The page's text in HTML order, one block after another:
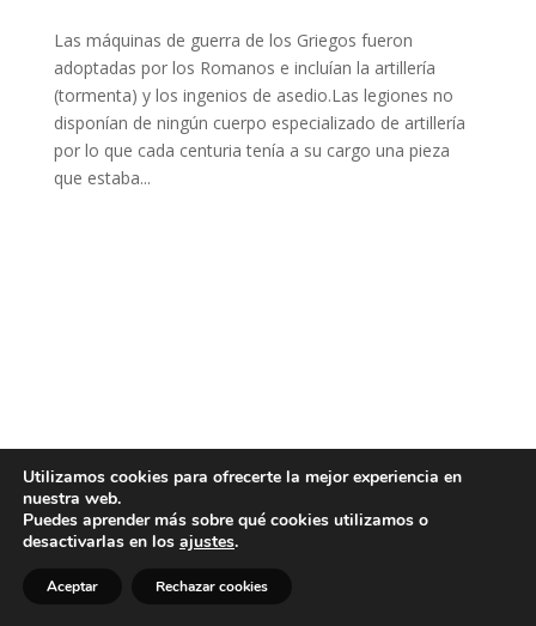
Las máquinas de guerra de los Griegos fueron
adoptadas por los Romanos e incluían la artillería
(tormenta) y los ingenios de asedio.Las legiones no
disponían de ningún cuerpo especializado de artillería
por lo que cada centuria tenía a su cargo una pieza
que estaba...
Utilizamos cookies para ofrecerte la mejor experiencia en
nuestra web.
Puedes aprender más sobre qué cookies utilizamos o
desactivarlas en los ajustes.
Aceptar Rechazar cookies